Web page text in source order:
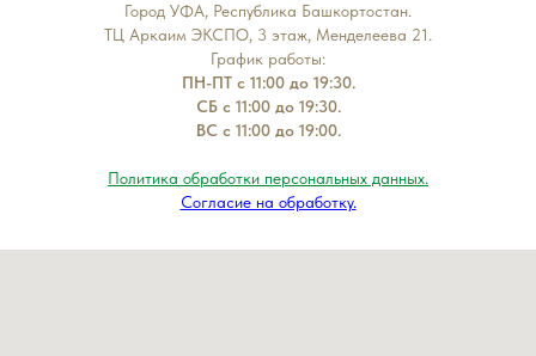
Город УФА, Республика Башкортостан.
ТЦ Аркаим ЭКСПО, 3 этаж, Менделеева 21.
График работы:
ПН-ПТ с 11:00 до 19:30.
СБ с 11:00 до 19:30.
ВС с 11:00 до 19:00.
Политика обработки персональных данных.
Согласие на обработку.